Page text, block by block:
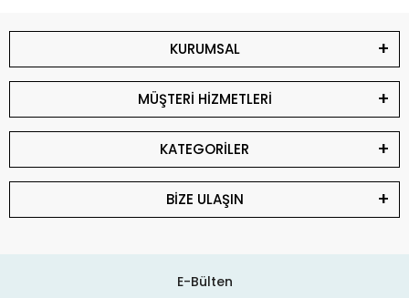
KURUMSAL
MÜŞTERİ HİZMETLERİ
KATEGORİLER
BİZE ULAŞIN
E-Bülten